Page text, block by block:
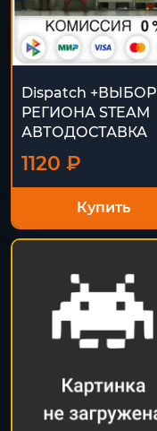
Dispatch +ВЫБОР
РЕГИОНА STEAM
АВТОДОСТАВКА
1120 ₽
Купить